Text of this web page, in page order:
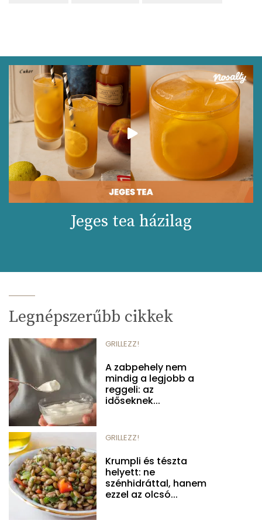
Jeges tea házilag
Legnépszerűbb cikkek
GRILLEZZ!
A zabpehely nem
mindig a legjobb a
reggeli: az
időseknek...
GRILLEZZ!
Krumpli és tészta
helyett: ne
szénhidráttal, hanem
ezzel az olcsó...